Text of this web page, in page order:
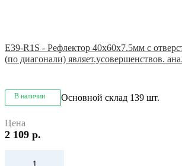
E39-R1S - Рефлектор 40x60x7.5мм с
(по диагонали) являет.усовершенствов.
В наличии Основной склад 139 шт.
Цена
2 109 р.